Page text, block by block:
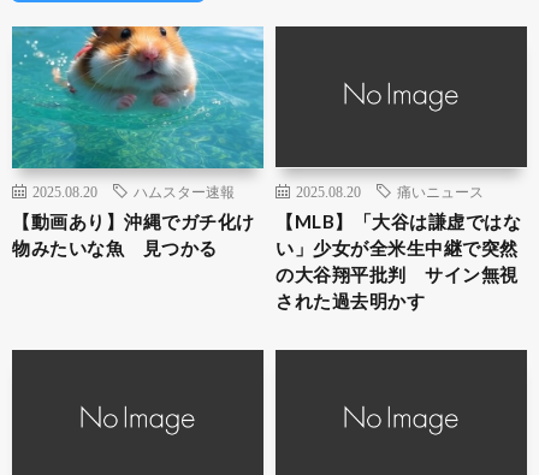
2025.08.20 ハムスター速報
【動画あり】沖縄でガチ化け
物みたいな魚 見つかる
2025.08.20 痛いニュース
【MLB】「大谷は謙虚ではな
い」少女が全米生中継で突然
の大谷翔平批判 サイン無視
された過去明かす